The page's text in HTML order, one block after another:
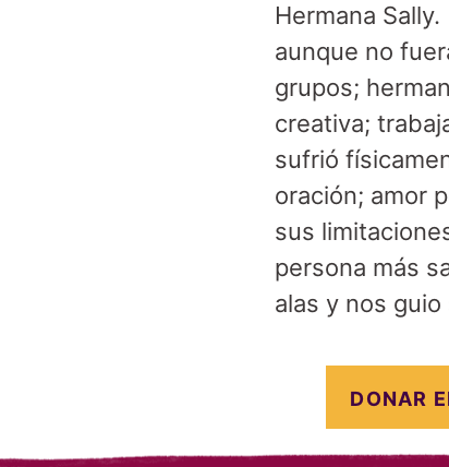
Hermana
aunque no
grupos;
creativa;
sufrió
oración; amor
sus
persona más
alas y nos guio
DONAR